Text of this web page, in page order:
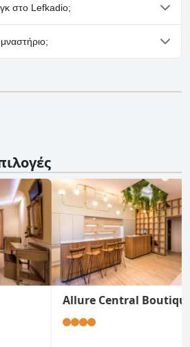
στο Lefkadio;
πάρκινγκ στο Lefkadio.
Allure Central